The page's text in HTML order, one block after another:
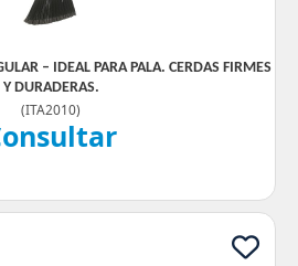
– IDEAL PARA PALA. CERDAS FIRMES
Y DURADERAS.
(ITA2010)